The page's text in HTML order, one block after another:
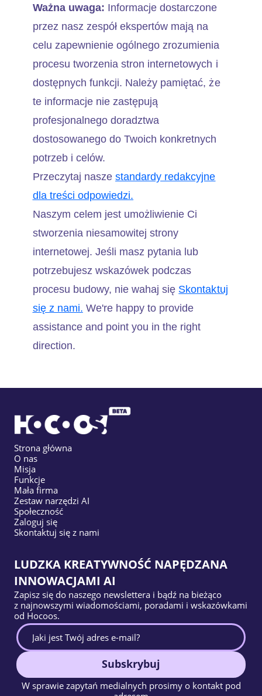
Ważna uwaga: Informacje dostarczone
przez nasz zespół ekspertów mają na
celu zapewnienie ogólnego zrozumienia
procesu tworzenia stron internetowych i
dostępnych funkcji. Należy pamiętać, że
te informacje nie zastępują
profesjonalnego doradztwa
dostosowanego do Twoich konkretnych
potrzeb i celów.
Przeczytaj nasze standardy redakcyjne
dla treści odpowiedzi.
Naszym celem jest umożliwienie Ci
stworzenia niesamowitej strony
internetowej. Jeśli masz pytania lub
potrzebujesz wskazówek podczas
procesu budowy, nie wahaj się Skontaktuj
się z nami. We're happy to provide
assistance and point you in the right
direction.
Strona główna
O nas
Misja
Funkcje
Mała firma
Zestaw narzędzi AI
Społeczność
Zaloguj się
Skontaktuj się z nami
LUDZKA KREATYWNOŚĆ NAPĘDZANA
INNOWACJAMI AI
Zapisz się do naszego newslettera i bądź na bieżąco
z najnowszymi wiadomościami, poradami i wskazówkami
od Hocoos.
Subskrybuj
W sprawie zapytań medialnych prosimy o kontakt pod